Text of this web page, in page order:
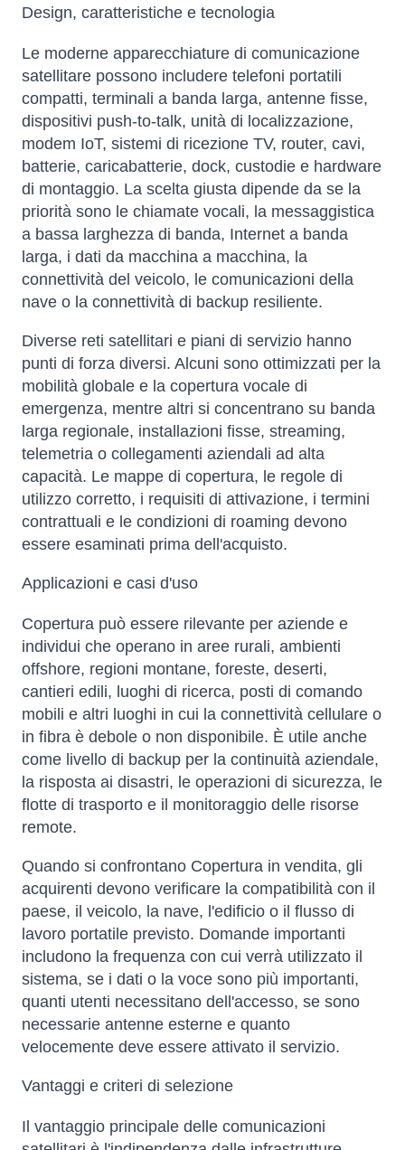
Design, caratteristiche e tecnologia
Le moderne apparecchiature di comunicazione
satellitare possono includere telefoni portatili
compatti, terminali a banda larga, antenne fisse,
dispositivi push-to-talk, unità di localizzazione,
modem IoT, sistemi di ricezione TV, router, cavi,
batterie, caricabatterie, dock, custodie e hardware
di montaggio. La scelta giusta dipende da se la
priorità sono le chiamate vocali, la messaggistica
a bassa larghezza di banda, Internet a banda
larga, i dati da macchina a macchina, la
connettività del veicolo, le comunicazioni della
nave o la connettività di backup resiliente.
Diverse reti satellitari e piani di servizio hanno
punti di forza diversi. Alcuni sono ottimizzati per la
mobilità globale e la copertura vocale di
emergenza, mentre altri si concentrano su banda
larga regionale, installazioni fisse, streaming,
telemetria o collegamenti aziendali ad alta
capacità. Le mappe di copertura, le regole di
utilizzo corretto, i requisiti di attivazione, i termini
contrattuali e le condizioni di roaming devono
essere esaminati prima dell'acquisto.
Applicazioni e casi d'uso
Copertura può essere rilevante per aziende e
individui che operano in aree rurali, ambienti
offshore, regioni montane, foreste, deserti,
cantieri edili, luoghi di ricerca, posti di comando
mobili e altri luoghi in cui la connettività cellulare o
in fibra è debole o non disponibile. È utile anche
come livello di backup per la continuità aziendale,
la risposta ai disastri, le operazioni di sicurezza, le
flotte di trasporto e il monitoraggio delle risorse
remote.
Quando si confrontano Copertura in vendita, gli
acquirenti devono verificare la compatibilità con il
paese, il veicolo, la nave, l'edificio o il flusso di
lavoro portatile previsto. Domande importanti
includono la frequenza con cui verrà utilizzato il
sistema, se i dati o la voce sono più importanti,
quanti utenti necessitano dell'accesso, se sono
necessarie antenne esterne e quanto
velocemente deve essere attivato il servizio.
Vantaggi e criteri di selezione
Il vantaggio principale delle comunicazioni